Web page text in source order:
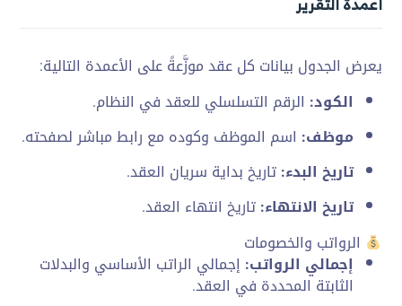
يعرض الجدول بيانات كل عقد موزَّعةً على الأعمدة التالية:
الكود: الرقم التسلسلي للعقد في النظام.
موظف: اسم الموظف وكوده مع رابط مباشر لصفحته.
تاريخ البدء:تاريخ بداية سريان العقد.
تاريخ الانتهاء:تاريخ انتهاء العقد.
الرواتب والخصومات
إجمالي الرواتب: إجمالي الراتب الأساسي والبدلات
الثابتة المحددة في العقد.